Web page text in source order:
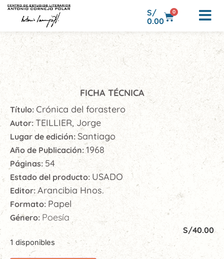
S/
0.00
0
FICHA TÉCNICA
Título: Crónica del forastero
Autor: TEILLIER, Jorge
Lugar de edición: Santiago
Año de Publicación:1968
Páginas: 54
Estado del producto: USADO
Editor:Arancibia Hnos.
Formato: Papel
Género:Poesía
S/40.00
1 disponibles